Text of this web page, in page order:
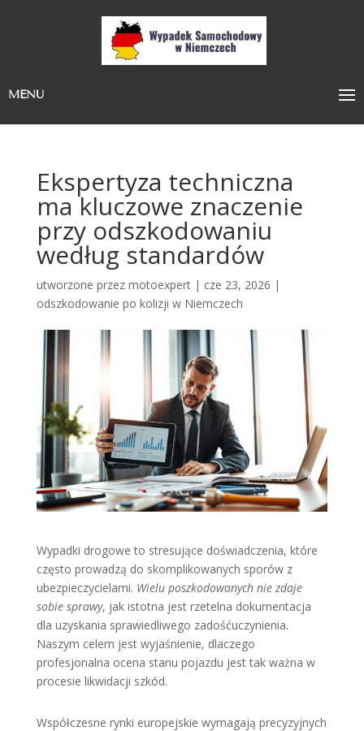
MENU
Ekspertyza techniczna
ma kluczowe znaczenie
przy odszkodowaniu
według standardów
utworzone przez motoexpert| cze 23, 2026 |
odszkodowanie po kolizji w Niemczech
Wypadki drogowe to stresujące doświadczenia, które
często prowadzą do skomplikowanych sporów z
ubezpieczycielami. Wielu poszkodowanych nie zdaje
sobie sprawy, jak istotna jest rzetelna dokumentacja
dla uzyskania sprawiedliwego zadośćuczynienia.
Naszym celem jest wyjaśnienie, dlaczego
profesjonalna ocena stanu pojazdu jest tak ważna w
procesie likwidacji szkód.
Współczesne rynki europejskie wymagają precyzyjnych